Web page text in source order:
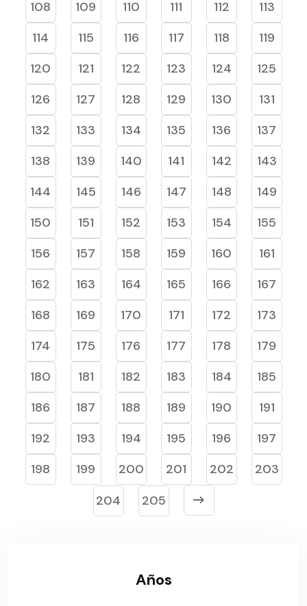
108
109 110 111 112
113
114
115 116 117 118
119
120
121 122 123 124
125
126
127 128 129 130
131
132
133 134 135 136
137
138
139 140 141 142
143
144
145 146 147 148
149
150
151 152 153 154
155
156
157 158 159 160
161
162
163 164 165 166
167
168
169 170 171 172
173
174
175 176 177 178
179
180
181 182 183 184
185
186
187 188 189 190
191
192
193 194 195 196
197
198
199 200 201 202
203
204
205
Años